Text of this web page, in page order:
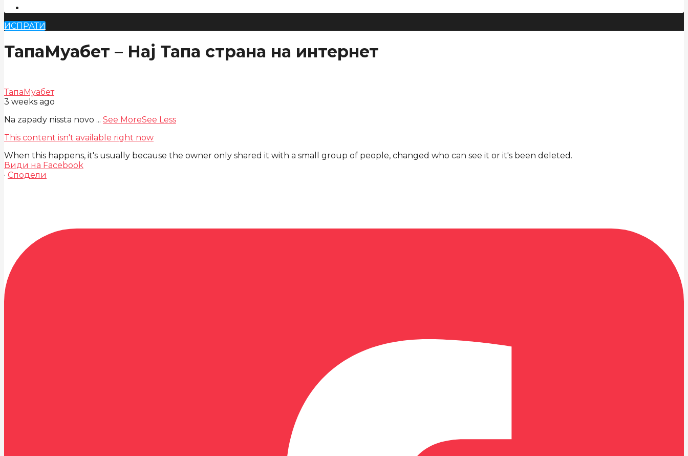
ИСПРАТИ
ТапаМуабет – Нај Тапа страна на интернет
ТапаМуабет
3 weeks ago
Na zapady nissta novo ... See MoreSee Less
This content isn't available right now
When this happens, it's usually because the owner only shared it with a small group of people, changed who can see it or it's been deleted.
Види на Facebook
· Сподели